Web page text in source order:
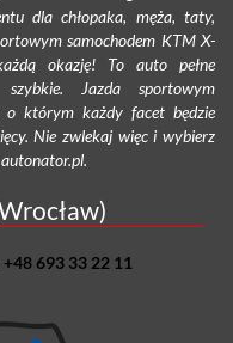
dla chłopaka, męża, taty,
samochodem KTM X-
okazję! To auto pełne
Jazda sportowym
o którym każdy facet będzie
Nie zwlekaj więc i wybierz
+48 693 33 22 11